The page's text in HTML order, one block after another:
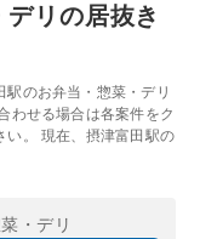
リの居抜き
のお弁当・惣菜・デリ
わせる場合は各案件をク
い。 現在、摂津富田駅の
・デリ